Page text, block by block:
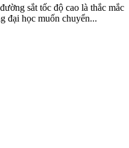
sắt tốc độ cao là thắc mắc
đại học muốn chuyển...